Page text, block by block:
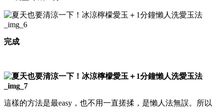
完成
這樣的方法是最easy，也不用一直搓揉，是懶人法無誤。所以